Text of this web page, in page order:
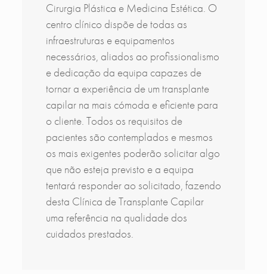
Cirurgia Plástica e Medicina Estética. O
centro clínico dispõe de todas as
infraestruturas e equipamentos
necessários, aliados ao profissionalismo
e dedicação da equipa capazes de
tornar a experiência de um transplante
capilar na mais cómoda e eficiente para
o cliente. Todos os requisitos de
pacientes são contemplados e mesmos
os mais exigentes poderão solicitar algo
que não esteja previsto e a equipa
tentará responder ao solicitado, fazendo
desta Clínica de Transplante Capilar
uma referência na qualidade dos
cuidados prestados.